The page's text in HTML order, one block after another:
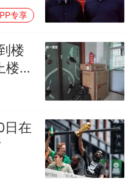
专享
楼
！
日在